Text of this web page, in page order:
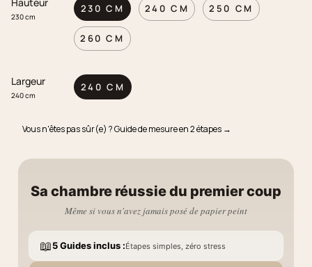
Hauteur
230 cm
230 CM 240 CM 250 CM
260 CM
Largeur
240 cm
240 CM
Vous n'êtes pas sûr(e) ? Guide de mesure en 2 étapes →
Sa chambre réussie du premier coup
Même si vous n'avez jamais posé de papier peint
📖5 Guides inclus :Étapes simples, zéro stress